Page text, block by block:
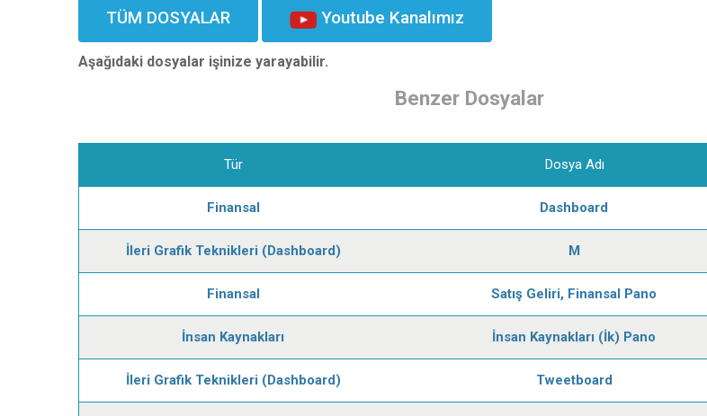
TÜM DOSYALAR Youtube Kanalımız
Aşağıdaki dosyalar işinize yarayabilir.
Benzer Dosyalar
Tür Dosya Adı
Finansal Dashboard
İleri Grafik Teknikleri (Dashboard) M
Finansal Satış Geliri, Finansal Pano
İnsan Kaynakları İnsan Kaynakları (İk) Pano
İleri Grafik Teknikleri (Dashboard) Tweetboard